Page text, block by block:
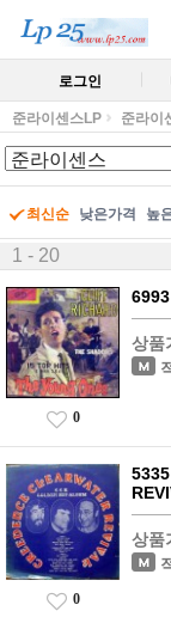
로그인
준라이센스LP 준라이
최신순 낮은가격 높
1 - 20
상품
0
상품
0